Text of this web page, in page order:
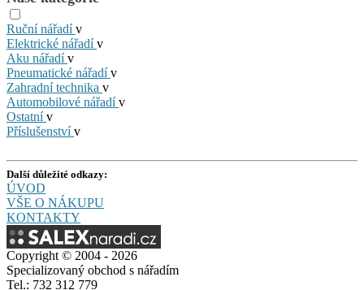
Ruční nářadív
Elektrické nářadív
Aku nářadív
Pneumatické nářadív
Zahradní technika v
Automobilové nářadív
Ostatnív
Příslušenstvív
Další důležité odkazy:
ÚVOD
VŠE O NÁKUPU
KONTAKTY
Copyright © 2004 - 2026
Specializovaný obchod s nářadím
Tel.: 732 312 779